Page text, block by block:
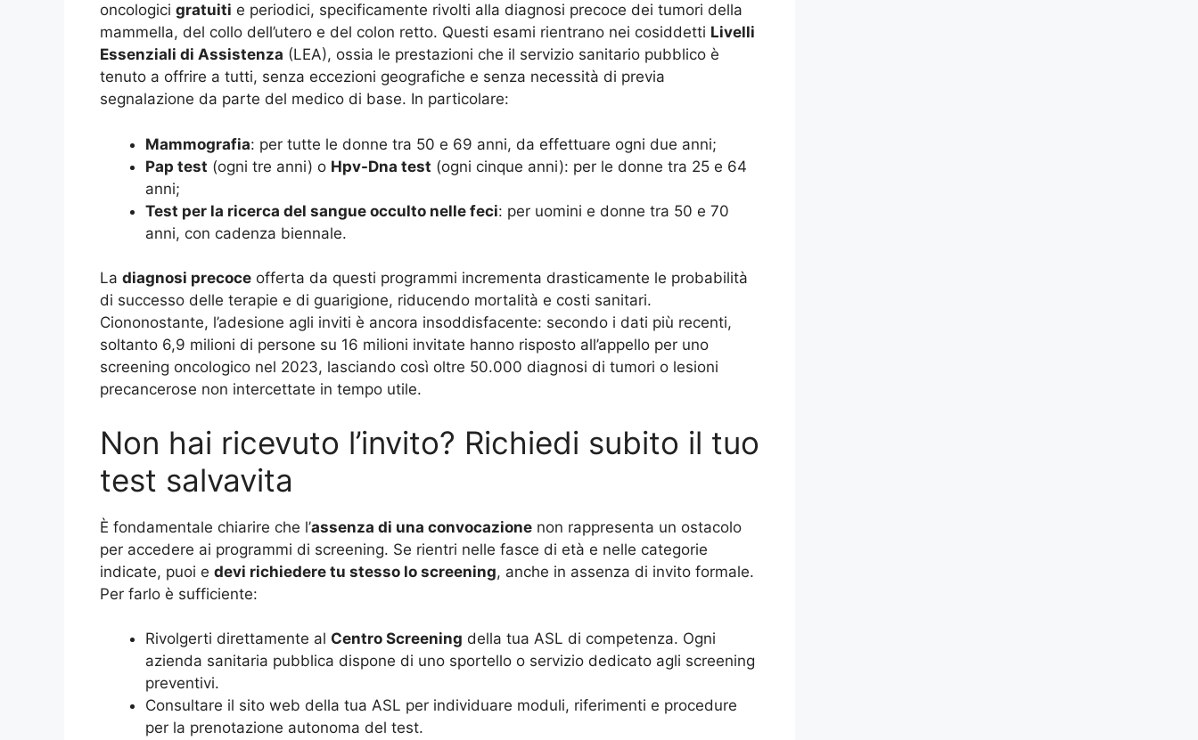
oncologici gratuiti e periodici, specificamente rivolti alla diagnosi precoce dei tumori della
mammella, del collo dell’utero e del colon retto. Questi esami rientrano nei cosiddetti Livelli
Essenziali di Assistenza (LEA), ossia le prestazioni che il servizio sanitario pubblico è
tenuto a offrire a tutti, senza eccezioni geografiche e senza necessità di previa
segnalazione da parte del medico di base. In particolare:
Mammografia: per tutte le donne tra 50 e 69 anni, da effettuare ogni due anni;
Pap test (ogni tre anni) o Hpv-Dna test (ogni cinque anni): per le donne tra 25 e 64
anni;
Test per la ricerca del sangue occulto nelle feci: per uomini e donne tra 50 e 70
anni, con cadenza biennale.
La diagnosi precoce offerta da questi programmi incrementa drasticamente le probabilità
di successo delle terapie e di guarigione, riducendo mortalità e costi sanitari.
Ciononostante, l’adesione agli inviti è ancora insoddisfacente: secondo i dati più recenti,
soltanto 6,9 milioni di persone su 16 milioni invitate hanno risposto all’appello per uno
screening oncologico nel 2023, lasciando così oltre 50.000 diagnosi di tumori o lesioni
precancerose non intercettate in tempo utile.
Non hai ricevuto l’invito? Richiedi subito il tuo
test salvavita
È fondamentale chiarire che l’assenza di una convocazione non rappresenta un ostacolo
per accedere ai programmi di screening. Se rientri nelle fasce di età e nelle categorie
indicate, puoi e devi richiedere tu stesso lo screening, anche in assenza di invito formale.
Per farlo è sufficiente:
Rivolgerti direttamente al Centro Screening della tua ASL di competenza. Ogni
azienda sanitaria pubblica dispone di uno sportello o servizio dedicato agli screening
preventivi.
Consultare il sito web della tua ASL per individuare moduli, riferimenti e procedure
per la prenotazione autonoma del test.